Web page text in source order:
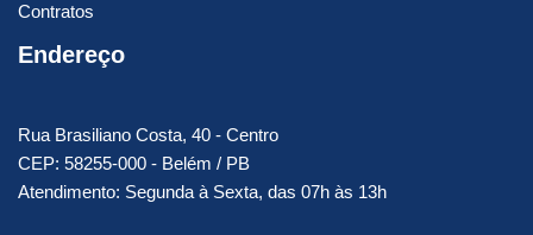
Contratos
Endereço
Rua Brasiliano Costa, 40 - Centro
CEP: 58255-000 - Belém / PB
Atendimento: Segunda à Sexta, das 07h às 13h